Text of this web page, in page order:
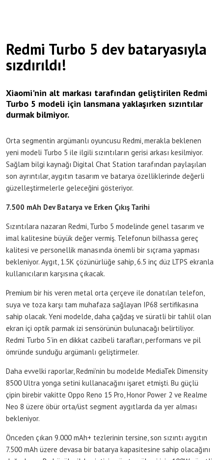
Redmi Turbo 5 dev bataryasıyla
sızdırıldı!
Xiaomi'nin alt markası tarafından geliştirilen Redmi
Turbo 5 modeli için lansmana yaklaşırken sızıntılar
durmak bilmiyor.
Orta segmentin argümanlı oyuncusu Redmi, merakla beklenen
yeni modeli Turbo 5 ile ilgili sızıntıların gerisi arkası kesilmiyor.
Sağlam bilgi kaynağı Digital Chat Station tarafından paylaşılan
son ayrıntılar, aygıtın tasarım ve batarya özelliklerinde değerli
güzelleştirmelerle geleceğini gösteriyor.
7.500 mAh Dev Batarya ve Erken Çıkış Tarihi
Sızıntılara nazaran Redmi, Turbo 5 modelinde genel tasarım ve
imal kalitesine büyük değer vermiş. Telefonun bilhassa gereç
kalitesi ve personellik manasında önemli bir sıçrama yapması
bekleniyor. Aygıt, 1.5K çözünürlüğe sahip, 6.5 inç düz LTPS ekranla
kullanıcıların karşısına çıkacak.
Premium bir his veren metal orta çerçeve ile donatılan telefon,
suya ve toza karşı tam muhafaza sağlayan IP68 sertifikasına
sahip olacak. Yeni modelde, daha çağdaş ve süratli bir tahlil olan
ekran içi optik parmak izi sensörünün bulunacağı belirtiliyor.
Redmi Turbo 5’in en dikkat cazibeli tarafları, performans ve pil
ömründe sunduğu argümanlı geliştirmeler.
Daha evvelki raporlar, Redmi’nin bu modelde MediaTek Dimensity
8500 Ultra yonga setini kullanacağını işaret etmişti. Bu güçlü
çipin birebir vakitte Oppo Reno 15 Pro, Honor Power 2 ve Realme
Neo 8 üzere öbür orta/üst segment aygıtlarda da yer alması
bekleniyor.
Önceden çıkan 9.000 mAh+ tezlerinin tersine, son sızıntı aygıtın
7.500 mAh üzere devasa bir batarya kapasitesine sahip olacağını